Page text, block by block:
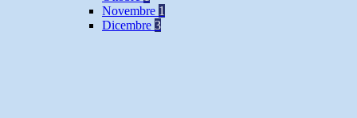
Novembre 1
Dicembre 3